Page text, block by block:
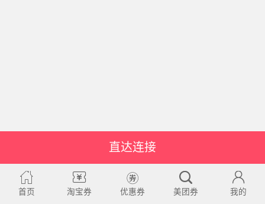
直达连接
首页 淘宝券 优惠券 美团券 我的